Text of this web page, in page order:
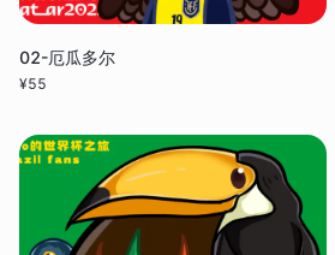
02-厄瓜多尔
¥55